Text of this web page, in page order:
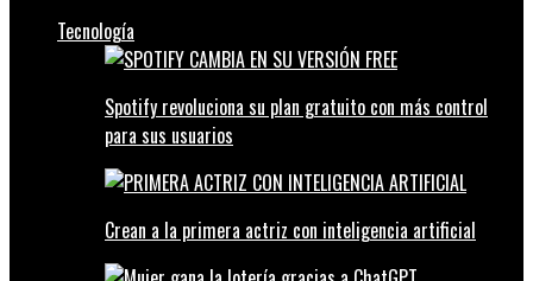
Tecnología
Spotify revoluciona su plan gratuito con más control
para sus usuarios
Crean a la primera actriz con inteligencia artificial